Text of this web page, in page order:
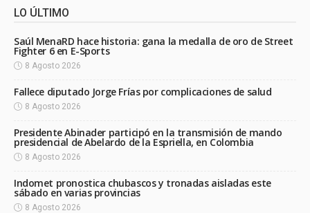
LO ÚLTIMO
Saúl MenaRD hace historia: gana la medalla de oro de Street
Fighter 6 en E-Sports
8 Agosto 2026
Fallece diputado Jorge Frías por complicaciones de salud
8 Agosto 2026
Presidente Abinader participó en la transmisión de mando
presidencial de Abelardo de la Espriella, en Colombia
8 Agosto 2026
Indomet pronostica chubascos y tronadas aisladas este
sábado en varias provincias
8 Agosto 2026